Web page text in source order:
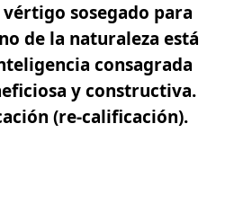
sosegado para
de la naturaleza está
consagrada
y constructiva.
(re-calificación).